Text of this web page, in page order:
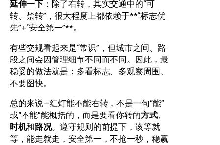
延伸一下 ：除了右转，其实交通中的“可
转、禁转”，很大程度上都依赖于**“标志优
先”+“安全第一”**。
有些交规看起来是“常识”，但城市之间、路
段之间会因管理细节不同而不同。因此，最
稳妥的做法就是：多看标志、多观察周围、
不要图快。
总的来说—红灯能不能右转，不是一句“能”
或“不能”能概括的，而是要看你转的方式、
时机和路况。遵守规则的前提下，该等就
等，能走就走，安全第一，不抢一秒，稳赢